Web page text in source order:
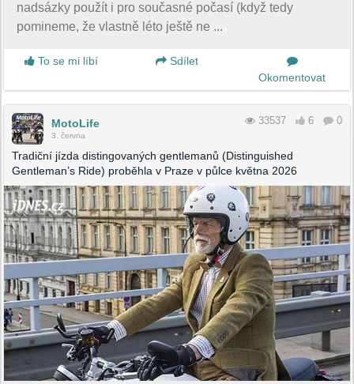
nadsázky použít i pro současné počasí (když tedy
pomineme, že vlastně léto ještě ne ...
To se mi líbí
Sdílet
Okomentovat
MotoLife
3. června
33537 6 0
Tradiční jízda distingovaných gentlemanů (Distinguished
Gentleman’s Ride) proběhla v Praze v půlce května 2026